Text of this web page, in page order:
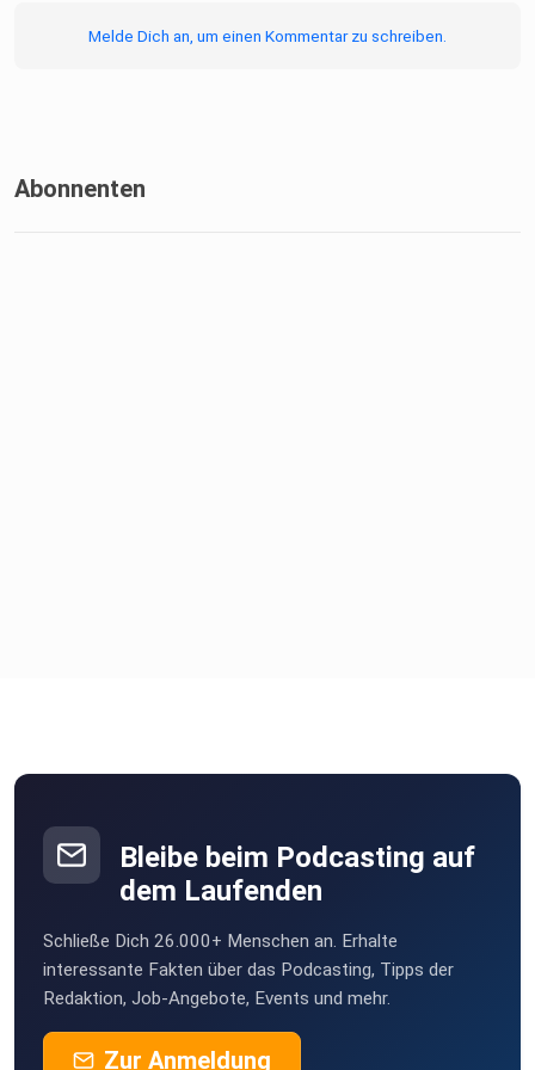
Melde Dich an, um einen Kommentar zu schreiben.
Abonnenten
Bleibe beim Podcasting auf
dem Laufenden
Schließe Dich 26.000+ Menschen an. Erhalte
interessante Fakten über das Podcasting, Tipps der
Redaktion, Job-Angebote, Events und mehr.
Zur Anmeldung